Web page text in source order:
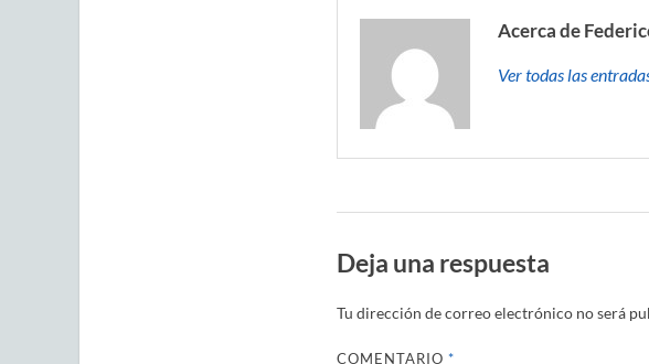
Acerca de
Ver todas las
Deja una respuesta
Tu dirección de correo electrónico no será
COMENTARIO *